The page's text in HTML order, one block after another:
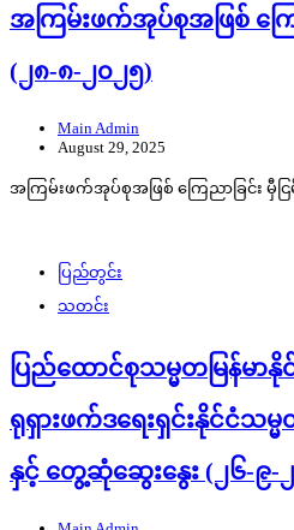
အကြမ်းဖက်အုပ်စုအဖြစ် ကြ
(၂၈-၈-၂၀၂၅)
Main Admin
August 29, 2025
အကြမ်းဖက်အုပ်စုအဖြစ် ကြေညာခြင်း မှီငြမ်
ပြည်တွင်း
သတင်း
ပြည်ထောင်စုသမ္မတမြန်မ
ရုရှားဖက်ဒရေးရှင်းနိုင်ငံသ
နှင့် တွေ့ဆုံဆွေးနွေး (၂၆-၉-